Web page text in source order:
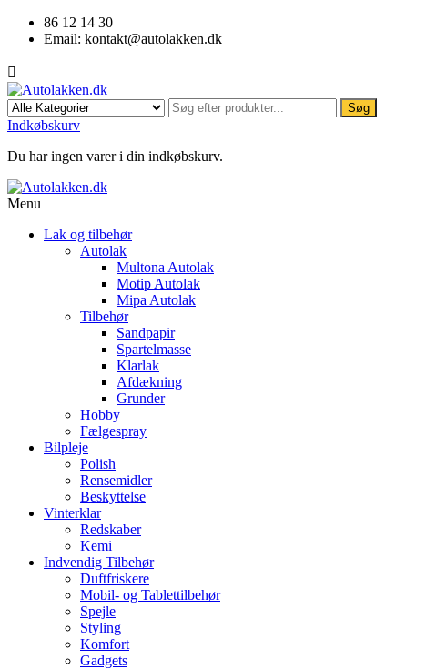
86 12 14 30
Email: kontakt@autolakken.dk

Søg
Indkøbskurv
Du har ingen varer i din indkøbskurv.
Menu
Lak og tilbehør
Autolak
Multona Autolak
Motip Autolak
Mipa Autolak
Tilbehør
Sandpapir
Spartelmasse
Klarlak
Afdækning
Grunder
Hobby
Fælgespray
Bilpleje
Polish
Rensemidler
Beskyttelse
Vinterklar
Redskaber
Kemi
Indvendig Tilbehør
Duftfriskere
Mobil- og Tablettilbehør
Spejle
Styling
Komfort
Gadgets